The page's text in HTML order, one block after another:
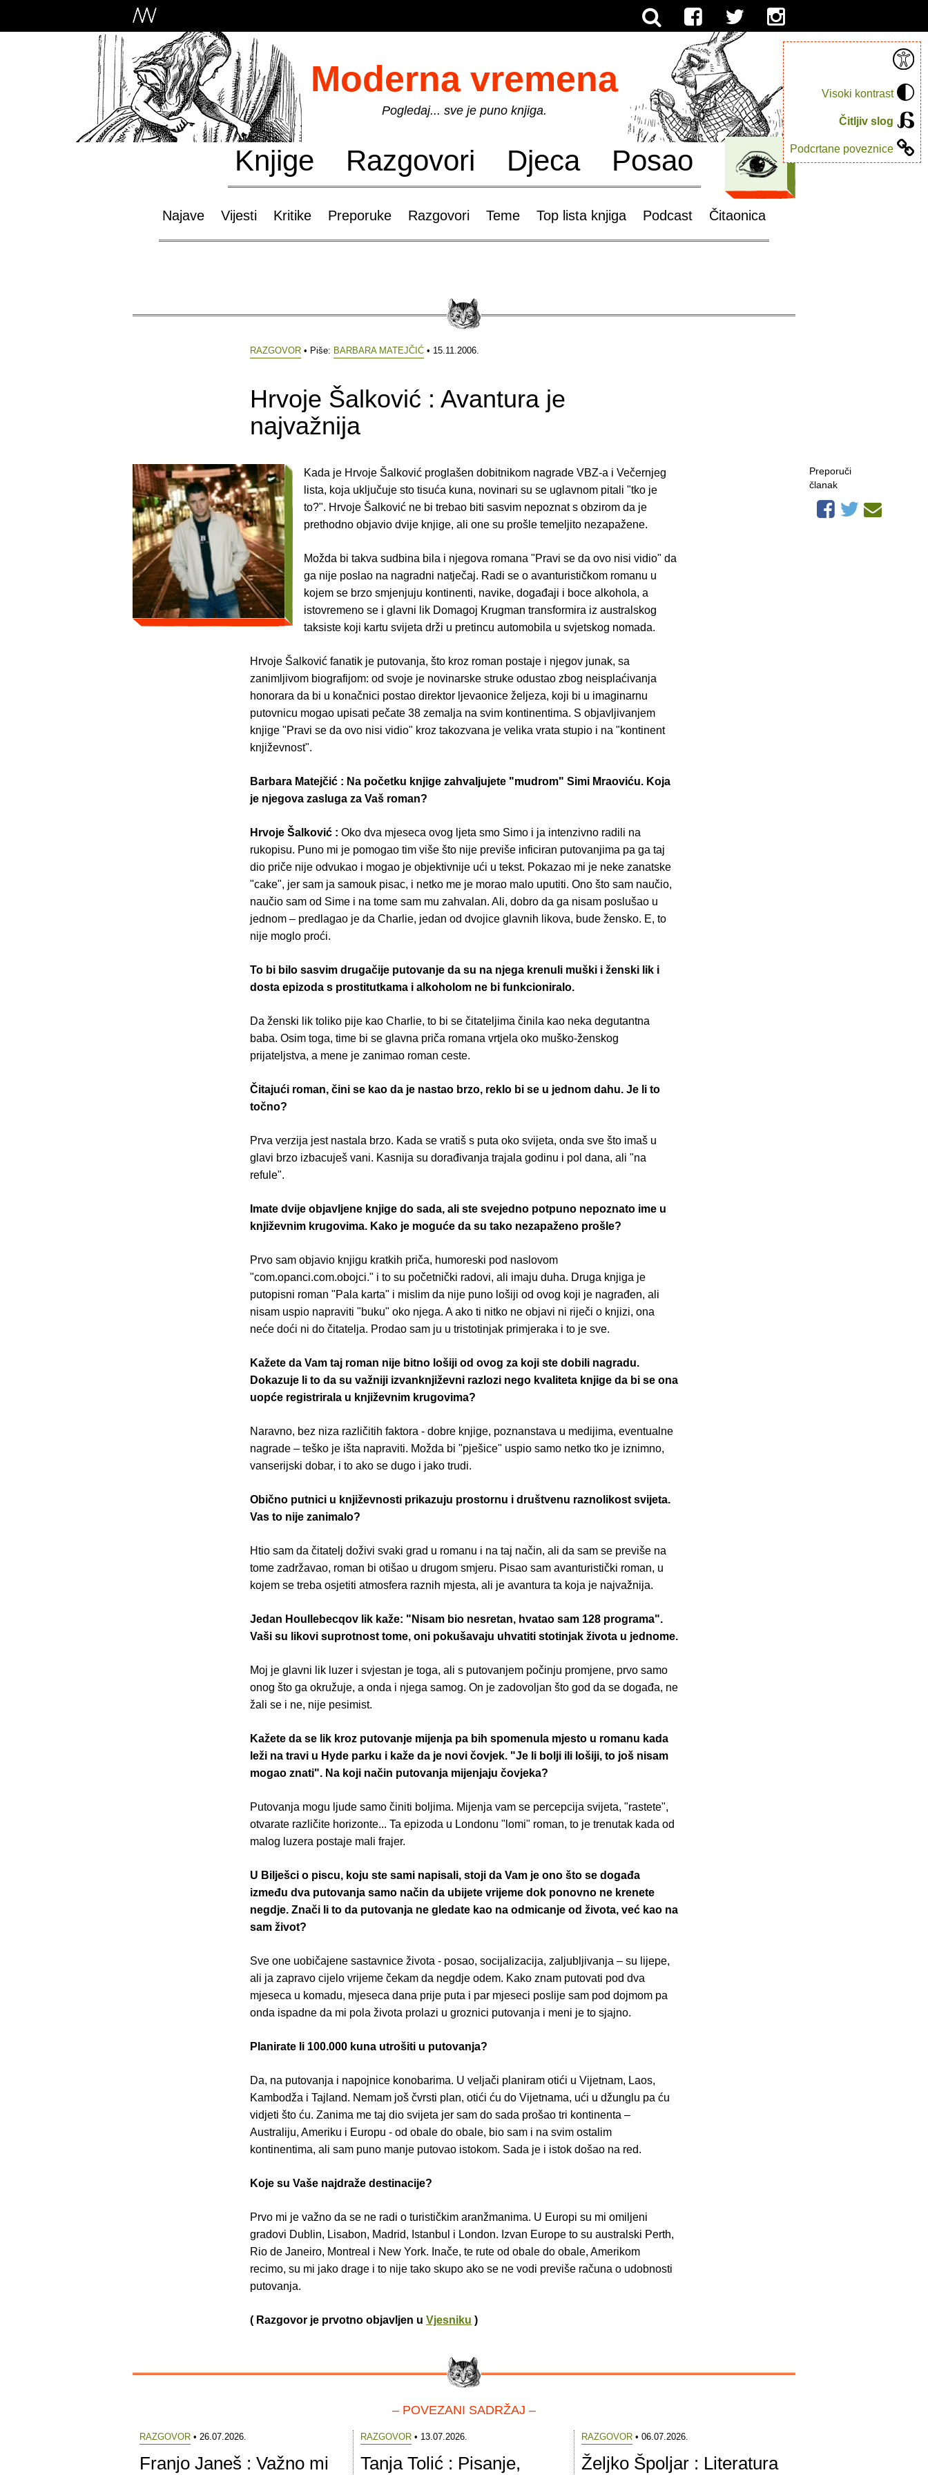
Visoki kontrast
Čitljiv slog
Podcrtane poveznice
Moderna vremena
Pogledaj... sve je puno knjiga.
Knjige Razgovori Djeca Posao
Najave Vijesti Kritike Preporuke Razgovori Teme Top lista knjiga Podcast Čitaonica
RAZGOVOR • Piše: BARBARA MATEJČIĆ • 15.11.2006.
Hrvoje Šalković : Avantura je
najvažnija
Kada je Hrvoje Šalković proglašen dobitnikom nagrade VBZ-a i Večernjeg
lista, koja uključuje sto tisuća kuna, novinari su se uglavnom pitali "tko je
to?". Hrvoje Šalković ne bi trebao biti sasvim nepoznat s obzirom da je
prethodno objavio dvije knjige, ali one su prošle temeljito nezapažene.
Možda bi takva sudbina bila i njegova romana "Pravi se da ovo nisi vidio" da
ga nije poslao na nagradni natječaj. Radi se o avanturističkom romanu u
kojem se brzo smjenjuju kontinenti, navike, događaji i boce alkohola, a
istovremeno se i glavni lik Domagoj Krugman transformira iz australskog
taksiste koji kartu svijeta drži u pretincu automobila u svjetskog nomada.
Hrvoje Šalković fanatik je putovanja, što kroz roman postaje i njegov junak, sa
zanimljivom biografijom: od svoje je novinarske struke odustao zbog neisplaćivanja
honorara da bi u konačnici postao direktor ljevaonice željeza, koji bi u imaginarnu
putovnicu mogao upisati pečate 38 zemalja na svim kontinentima. S objavljivanjem
knjige "Pravi se da ovo nisi vidio" kroz takozvana je velika vrata stupio i na "kontinent
književnost".
Barbara Matejčić : Na početku knjige zahvaljujete "mudrom" Simi Mraoviću. Koja
je njegova zasluga za Vaš roman?
Hrvoje Šalković : Oko dva mjeseca ovog ljeta smo Simo i ja intenzivno radili na
rukopisu. Puno mi je pomogao tim više što nije previše inficiran putovanjima pa ga taj
dio priče nije odvukao i mogao je objektivnije ući u tekst. Pokazao mi je neke zanatske
"cake", jer sam ja samouk pisac, i netko me je morao malo uputiti. Ono što sam naučio,
naučio sam od Sime i na tome sam mu zahvalan. Ali, dobro da ga nisam poslušao u
jednom – predlagao je da Charlie, jedan od dvojice glavnih likova, bude žensko. E, to
nije moglo proći.
To bi bilo sasvim drugačije putovanje da su na njega krenuli muški i ženski lik i
dosta epizoda s prostitutkama i alkoholom ne bi funkcioniralo.
Da ženski lik toliko pije kao Charlie, to bi se čitateljima činila kao neka degutantna
baba. Osim toga, time bi se glavna priča romana vrtjela oko muško-ženskog
prijateljstva, a mene je zanimao roman ceste.
Čitajući roman, čini se kao da je nastao brzo, reklo bi se u jednom dahu. Je li to
točno?
Prva verzija jest nastala brzo. Kada se vratiš s puta oko svijeta, onda sve što imaš u
glavi brzo izbacuješ vani. Kasnija su dorađivanja trajala godinu i pol dana, ali "na
refule".
Imate dvije objavljene knjige do sada, ali ste svejedno potpuno nepoznato ime u
književnim krugovima. Kako je moguće da su tako nezapaženo prošle?
Prvo sam objavio knjigu kratkih priča, humoreski pod naslovom
"com.opanci.com.obojci." i to su početnički radovi, ali imaju duha. Druga knjiga je
putopisni roman "Pala karta" i mislim da nije puno lošiji od ovog koji je nagrađen, ali
nisam uspio napraviti "buku" oko njega. A ako ti nitko ne objavi ni riječi o knjizi, ona
neće doći ni do čitatelja. Prodao sam ju u tristotinjak primjeraka i to je sve.
Kažete da Vam taj roman nije bitno lošiji od ovog za koji ste dobili nagradu.
Dokazuje li to da su važniji izvanknjiževni razlozi nego kvaliteta knjige da bi se ona
uopće registrirala u književnim krugovima?
Naravno, bez niza različitih faktora - dobre knjige, poznanstava u medijima, eventualne
nagrade – teško je išta napraviti. Možda bi "pješice" uspio samo netko tko je iznimno,
vanserijski dobar, i to ako se dugo i jako trudi.
Obično putnici u književnosti prikazuju prostornu i društvenu raznolikost svijeta.
Vas to nije zanimalo?
Htio sam da čitatelj doživi svaki grad u romanu i na taj način, ali da sam se previše na
tome zadržavao, roman bi otišao u drugom smjeru. Pisao sam avanturistički roman, u
kojem se treba osjetiti atmosfera raznih mjesta, ali je avantura ta koja je najvažnija.
Jedan Houllebecqov lik kaže: "Nisam bio nesretan, hvatao sam 128 programa".
Vaši su likovi suprotnost tome, oni pokušavaju uhvatiti stotinjak života u jednome.
Moj je glavni lik luzer i svjestan je toga, ali s putovanjem počinju promjene, prvo samo
onog što ga okružuje, a onda i njega samog. On je zadovoljan što god da se događa, ne
žali se i ne, nije pesimist.
Kažete da se lik kroz putovanje mijenja pa bih spomenula mjesto u romanu kada
leži na travi u Hyde parku i kaže da je novi čovjek. "Je li bolji ili lošiji, to još nisam
mogao znati". Na koji način putovanja mijenjaju čovjeka?
Putovanja mogu ljude samo činiti boljima. Mijenja vam se percepcija svijeta, "rastete",
otvarate različite horizonte... Ta epizoda u Londonu "lomi" roman, to je trenutak kada od
malog luzera postaje mali frajer.
U Bilješci o piscu, koju ste sami napisali, stoji da Vam je ono što se događa
između dva putovanja samo način da ubijete vrijeme dok ponovno ne krenete
negdje. Znači li to da putovanja ne gledate kao na odmicanje od života, već kao na
sam život?
Sve one uobičajene sastavnice života - posao, socijalizacija, zaljubljivanja – su lijepe,
ali ja zapravo cijelo vrijeme čekam da negdje odem. Kako znam putovati pod dva
mjeseca u komadu, mjeseca dana prije puta i par mjeseci poslije sam pod dojmom pa
onda ispadne da mi pola života prolazi u groznici putovanja i meni je to sjajno.
Planirate li 100.000 kuna utrošiti u putovanja?
Da, na putovanja i napojnice konobarima. U veljači planiram otići u Vijetnam, Laos,
Kambodža i Tajland. Nemam još čvrsti plan, otići ću do Vijetnama, ući u džunglu pa ću
vidjeti što ću. Zanima me taj dio svijeta jer sam do sada prošao tri kontinenta –
Australiju, Ameriku i Europu - od obale do obale, bio sam i na svim ostalim
kontinentima, ali sam puno manje putovao istokom. Sada je i istok došao na red.
Koje su Vaše najdraže destinacije?
Prvo mi je važno da se ne radi o turističkim aranžmanima. U Europi su mi omiljeni
gradovi Dublin, Lisabon, Madrid, Istanbul i London. Izvan Europe to su australski Perth,
Rio de Janeiro, Montreal i New York. Inače, te rute od obale do obale, Amerikom
recimo, su mi jako drage i to nije tako skupo ako se ne vodi previše računa o udobnosti
putovanja.
( Razgovor je prvotno objavljen u Vjesniku )
Preporuči
članak
– POVEZANI SADRŽAJ –
RAZGOVOR• 26.07.2026.
Franjo Janeš : Važno mi
RAZGOVOR• 13.07.2026.
Tanja Tolić : Pisanje,
RAZGOVOR• 06.07.2026.
Željko Špoljar : Literatura